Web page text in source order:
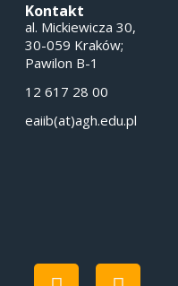
Kontakt
al. Mickiewicza 30,
30-059 Kraków;
Pawilon B-1
12 617 28 00
eaiib(at)agh.edu.pl